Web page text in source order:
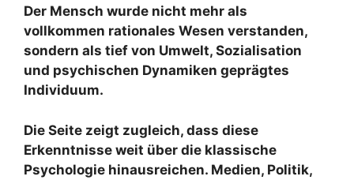
Der Mensch wurde nicht mehr als
vollkommen rationales Wesen verstanden,
sondern als tief von Umwelt, Sozialisation
und psychischen Dynamiken geprägtes
Individuum.
Die Seite zeigt zugleich, dass diese
Erkenntnisse weit über die klassische
Psychologie hinausreichen. Medien, Politik,